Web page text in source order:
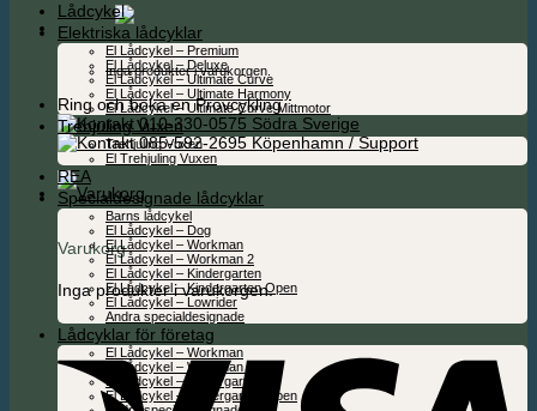
0,00kr
Inga produkter i varukorgen.
Ring och boka en Provcykling
010-330-0575 Södra Sverige
085-592-2695 Köpenhamn / Support
Varukorg
Inga produkter i varukorgen.
Lådcykel
Elektriska lådcyklar
El Lådcykel – Premium
El Lådcykel – Deluxe
El Lådcykel – Ultimate Curve
El Lådcykel – Ultimate Harmony
El Lådcykel – Ultimate Curve Mittmotor
Trehjuling Vuxen
Trehjuling Vuxen
El Trehjuling Vuxen
REA
Specialdesignade lådcyklar
Barns lådcykel
El Lådcykel – Dog
El Lådcykel – Workman
El Lådcykel – Workman 2
El Lådcykel – Kindergarten
El Lådcykel – Kindergarten Open
El Lådcykel – Lowrider
Andra specialdesignade
Lådcyklar för företag
El Lådcykel – Workman
El Lådcykel – Workman 2
El Lådcykel – Kindergarten
El Lådcykel – Kindergarten Open